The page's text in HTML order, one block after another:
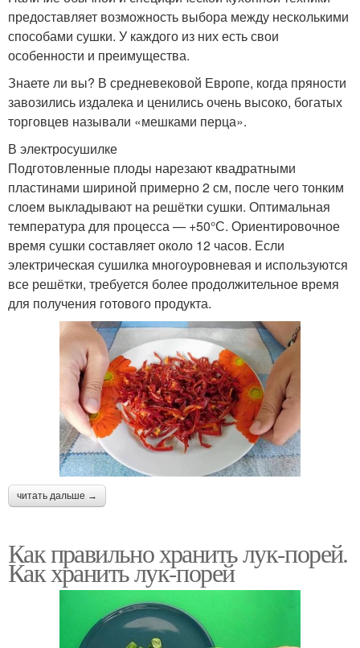
предоставляет возможность выбора между несколькими
способами сушки. У каждого из них есть свои
особенности и преимущества.
Знаете ли вы? В средневековой Европе, когда пряности
завозились издалека и ценились очень высоко, богатых
торговцев называли «мешками перца».
В электросушилке
Подготовленные плоды нарезают квадратными
пластинами шириной примерно 2 см, после чего тонким
слоем выкладывают на решётки сушки. Оптимальная
температура для процесса — +50°С. Ориентировочное
время сушки составляет около 12 часов. Если
электрическая сушилка многоуровневая и используются
все решётки, требуется более продолжительное время
для получения готового продукта.
читать дальше →
Как правильно хранить лук-порей.
Как хранить лук-порей